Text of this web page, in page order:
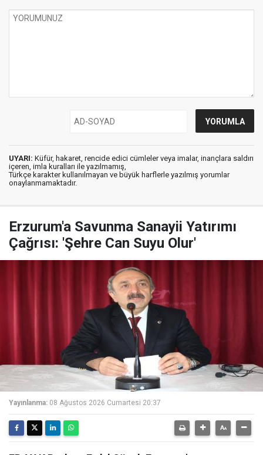
UYARI: Küfür, hakaret, rencide edici cümleler veya imalar, inançlara saldırı
içeren, imla kuralları ile yazılmamış,
Türkçe karakter kullanılmayan ve büyük harflerle yazılmış yorumlar
onaylanmamaktadır.
Erzurum'a Savunma Sanayii Yatırımı
Çağrısı: 'Şehre Can Suyu Olur'
Yayınlanma: 08 Ağustos 2026 Cumartesi 20:37